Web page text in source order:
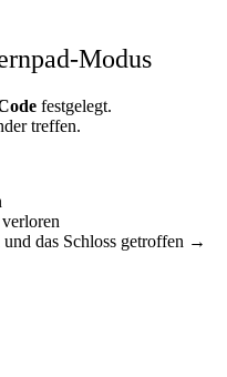
Modus
festgelegt.
treffen.
das Schloss getroffen →